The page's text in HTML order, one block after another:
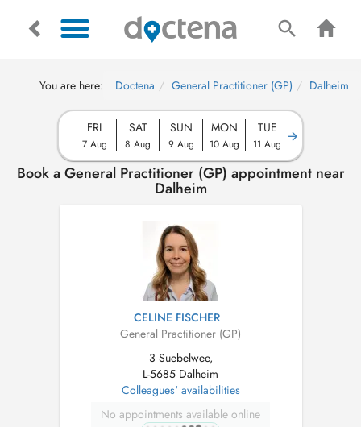
You are here: Doctena General Practitioner (GP) Dalheim
FRI
7 Aug
SAT
8 Aug
SUN
9 Aug
MON
10 Aug
TUE
11 Aug
Book a General Practitioner (GP) appointment near
Dalheim
CELINE FISCHER
General Practitioner (GP)
3 Suebelwee,
L-5685 Dalheim
Colleagues' availabilities
No appointments available online